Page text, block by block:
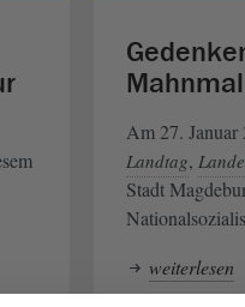
Mahnmal
Am 27. Januar
Landtag,
Stadt
weiterlesen